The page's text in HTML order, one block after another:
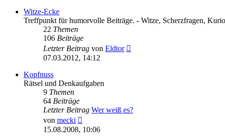
Witze-Ecke
Treffpunkt für humorvolle Beiträge. - Witze, Scherzfragen,
22 Themen
106 Beiträge
Letzter Beitrag von Eldtor
07.03.2012, 14:12
Kopfnuss
Rätsel und Denkaufgaben
9 Themen
64 Beiträge
Letzter Beitrag Wer weiß es?
von mecki
Beitrag
15.08.2008, 10:06